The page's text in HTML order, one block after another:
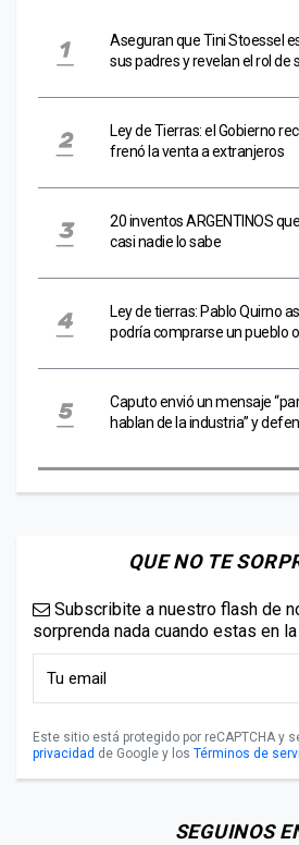
Aseguran que Tini Stoessel
sus padres y revelan el rol de
Ley de Tierras: el Gobierno
frenó la venta a extranjeros
20 inventos ARGENTINOS
casi nadie lo sabe
Ley de tierras: Pablo Quirno
podría comprarse un pueblo
Caputo envió un mensaje
hablan de la industria” y
QUE NO TE
Subscribite a nuestro flash de
sorprenda nada cuando estas en
Este sitio está protegido por reCAPTCHA y
privacidad de Google y los Términos de
SEGUINOS